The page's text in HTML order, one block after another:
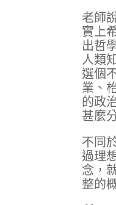
老師
實上
出哲
人類
選個
業、
的政
甚麼
不同
過理
念，
整的